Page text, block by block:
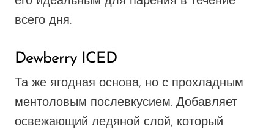
всего дня.
Dewberry ICED
Та же ягодная основа, но с прохладным
ментоловым послевкусием. Добавляет
освежающий ледяной слой, который